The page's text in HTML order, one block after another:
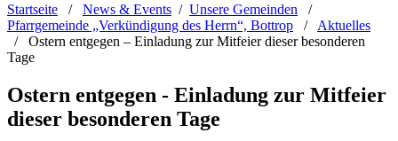
Startseite / News & Events / Unsere Gemeinden /
Pfarrgemeinde „Verkündigung des Herrn“, Bottrop / Aktuelles
/ Ostern entgegen – Einladung zur Mitfeier dieser besonderen
Tage
Ostern entgegen - Einladung zur Mitfeier
dieser besonderen Tage